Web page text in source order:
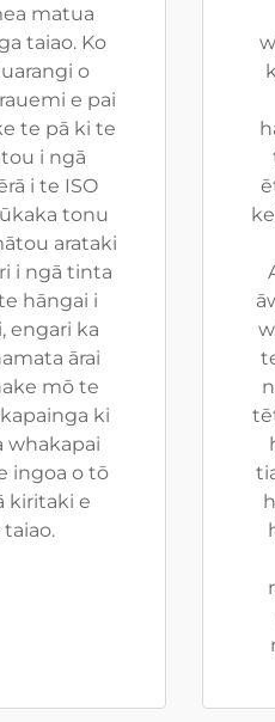
matua
taiao. Ko
o
e pai
te pā ki te
i ngā
i te ISO
tonu
arataki
i ngā tinta
hāngai i
engari ka
ārai
mō te
ki
whakapai
ingoa o tō
kiritaki e